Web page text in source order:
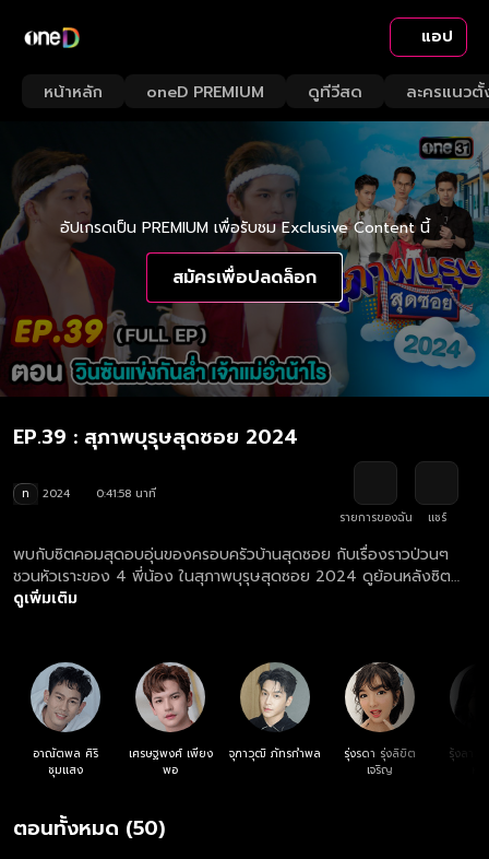
แอป
หน้าหลัก oneD PREMIUM ดูทีวีสด ละครแนวตั้
อัปเกรดเป็น PREMIUM เพื่อรับชม Exclusive Content นี้
สมัครเพื่อปลดล็อก
EP.39 : สุภาพบุรุษสุดซอย 2024
ท 2024
0:41:58 นาที
รายการของฉัน
แชร์
พบกับซิตคอมสุดอบอุ่นของครอบครัวบ้านสุดซอย กับเรื่องราวป่วนๆ
ชวนหัวเราะของ 4 พี่น้อง ในสุภาพบุรุษสุดซอย 2024 ดูย้อนหลังซิต
คอม สุภาพบุรุษสุดซอย 2024 ตอนล่าสุด ฟรี! ที่แรก ที่เดียว ทุกวันเสาร์
ดูเพิ่มเติม
อาณัตพล ศิริ
ชุมแสง
เศรษฐพงศ์ เพียง
พอ
จุฑาวุฒิ ภัทรกำพล
รุ่งรดา รุ่งลิขิต
เจริญ
รุ้งลาวั
ตอนทั้งหมด (50)